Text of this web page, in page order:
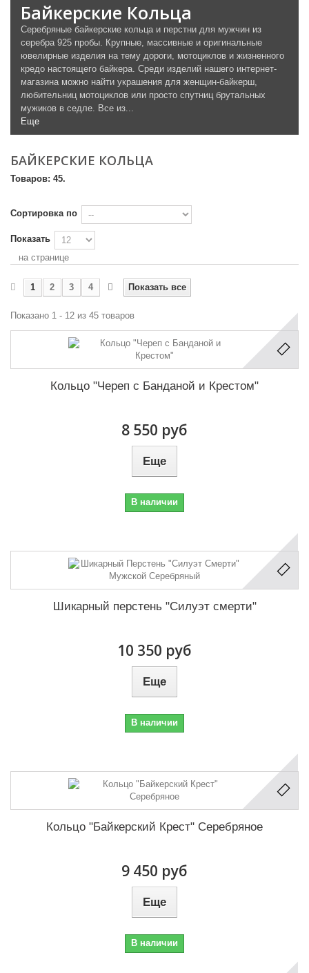
Байкерские Кольца
Серебряные байкерские кольца и перстни для мужчин из
серебра 925 пробы. Крупные, массивные и оригинальные
ювелирные изделия на тему дороги, мотоциклов и жизненного
кредо настоящего байкера. Среди изделий нашего интернет-
магазина можно найти украшения для женщин-байкерш,
любительниц мотоциклов или просто спутниц брутальных
мужиков в седле. Все из...
Еще
БАЙКЕРСКИЕ КОЛЬЦА
Товаров: 45.
Сортировка по
Показать
на странице
Показать все
1 2 3 4
Показано 1 - 12 из 45 товаров
Кольцо "Череп с Банданой и Крестом"
8 550 руб
Еще
В наличии
Шикарный перстень "Силуэт смерти"
10 350 руб
Еще
В наличии
Кольцо "Байкерский Крест" Серебряное
9 450 руб
Еще
В наличии